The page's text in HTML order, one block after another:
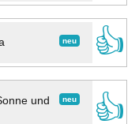
neu
👍
neu
und
👍